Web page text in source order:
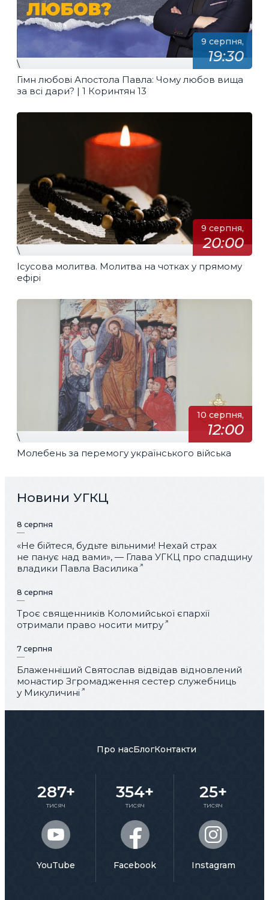
9 серпня,
19:30
\
Гімн любові Апостола Павла: Чому любов вища
за всі дари? | 1 Коринтян 13
9 серпня,
20:00
\
Ісусова молитва. Молитва на чотках у прямому
ефірі
10 серпня,
12:00
\
Молебень за перемогу українського війська
Новини УГКЦ
8 серпня
«Не бійтеся, будьте вільними! Нехай страх
не панує над вами», — Глава УГКЦ про спадщину
владики Павла Василика
8 серпня
Троє священників Коломийської єпархії
отримали право носити митру
7 серпня
Блаженніший Святослав відвідав відновлений
монастир Згромадження сестер служебниць
у Микуличині
Про насБлогКонтакти
287+
тисяч
YouTube
354+
тисяч
Facebook
25+
тисяч
Instagram